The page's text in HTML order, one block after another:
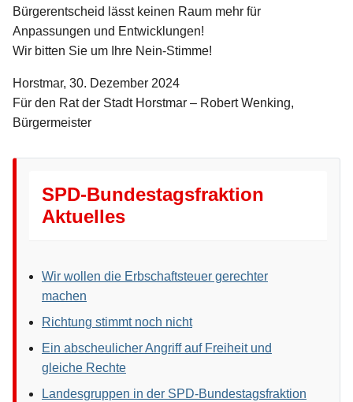
Bürgerentscheid lässt keinen Raum mehr für
Anpassungen und Entwicklungen!
Wir bitten Sie um Ihre Nein-Stimme!
Horstmar, 30. Dezember 2024
Für den Rat der Stadt Horstmar – Robert Wenking,
Bürgermeister
SPD-Bundestagsfraktion
Aktuelles
Wir wollen die Erbschaftsteuer gerechter
machen
Richtung stimmt noch nicht
Ein abscheulicher Angriff auf Freiheit und
gleiche Rechte
Landesgruppen in der SPD-Bundestagsfraktion